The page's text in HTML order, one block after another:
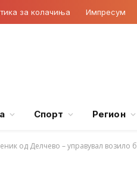
за колачиња Импресум
Спорт Регион
од Делчево – управувал возило